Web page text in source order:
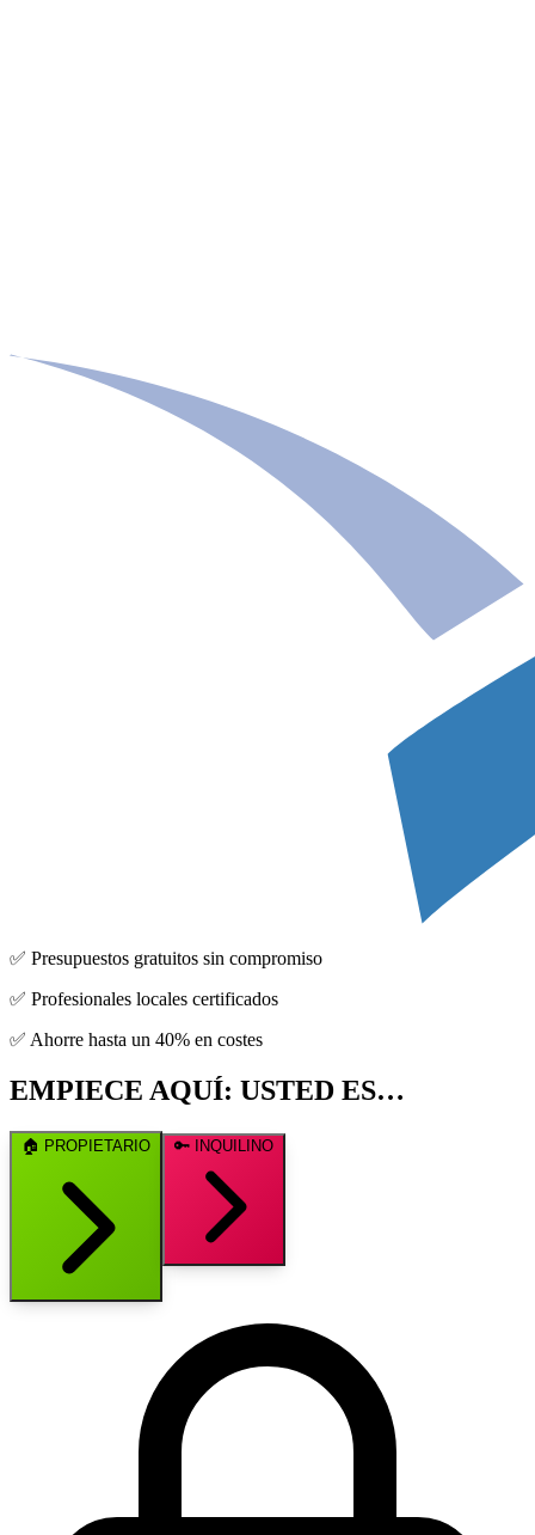
✅ Presupuestos gratuitos sin compromiso
✅ Profesionales locales certificados
✅ Ahorre hasta un 40% en costes
EMPIECE AQUÍ: USTED ES…
🏠 PROPIETARIO 🔑 INQUILINO